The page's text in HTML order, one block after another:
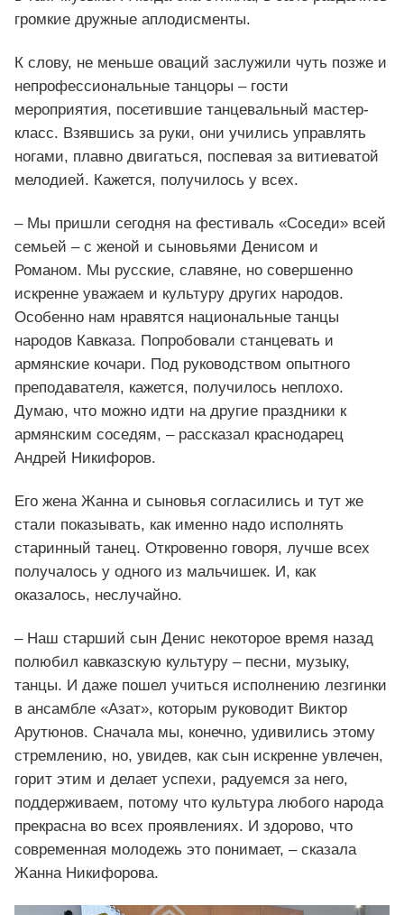
громкие дружные аплодисменты.
К слову, не меньше оваций заслужили чуть позже и
непрофессиональные танцоры – гости
мероприятия, посетившие танцевальный мастер-
класс. Взявшись за руки, они учились управлять
ногами, плавно двигаться, поспевая за витиеватой
мелодией. Кажется, получилось у всех.
– Мы пришли сегодня на фестиваль «Соседи» всей
семьей – с женой и сыновьями Денисом и
Романом. Мы русские, славяне, но совершенно
искренне уважаем и культуру других народов.
Особенно нам нравятся национальные танцы
народов Кавказа. Попробовали станцевать и
армянские кочари. Под руководством опытного
преподавателя, кажется, получилось неплохо.
Думаю, что можно идти на другие праздники к
армянским соседям, – рассказал краснодарец
Андрей Никифоров.
Его жена Жанна и сыновья согласились и тут же
стали показывать, как именно надо исполнять
старинный танец. Откровенно говоря, лучше всех
получалось у одного из мальчишек. И, как
оказалось, неслучайно.
– Наш старший сын Денис некоторое время назад
полюбил кавказскую культуру – песни, музыку,
танцы. И даже пошел учиться исполнению лезгинки
в ансамбле «Азат», которым руководит Виктор
Арутюнов. Сначала мы, конечно, удивились этому
стремлению, но, увидев, как сын искренне увлечен,
горит этим и делает успехи, радуемся за него,
поддерживаем, потому что культура любого народа
прекрасна во всех проявлениях. И здорово, что
современная молодежь это понимает, – сказала
Жанна Никифорова.